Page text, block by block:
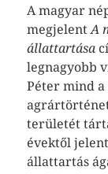
A magyar
megjelentA
állattartása
legnagyobb
Péter mind
területét
évektől
állattartás